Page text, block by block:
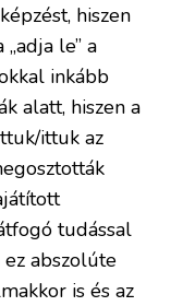
hiszen
le” a
inkább
alatt, hiszen a
ittuk az
tudással
abszolúte
is és az